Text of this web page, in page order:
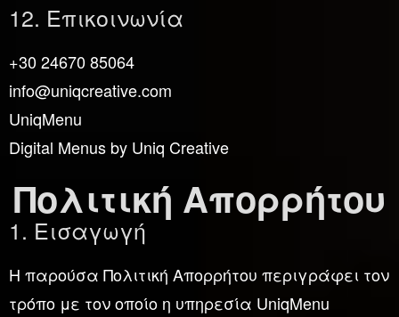
12. Επικοινωνία
+30 24670 85064
info@uniqcreative.com
UniqMenu
Digital Menus by Uniq Creative
Πολιτική Απορρήτου
1. Εισαγωγή
Η παρούσα Πολιτική Απορρήτου περιγράφει τον
τρόπο με τον οποίο η υπηρεσία UniqMenu